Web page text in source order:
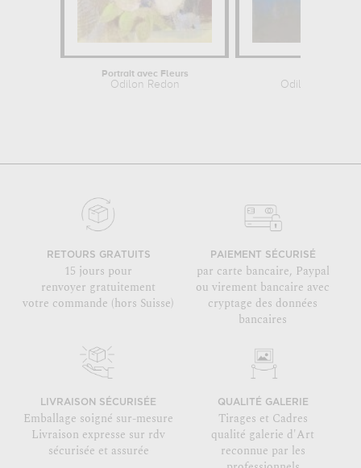
Portrait avec Fleurs
Odilon Redon Odilon Redon
RETOURS GRATUITS
15 jours pour
renvoyer gratuitement
votre commande (hors Suisse)
PAIEMENT SÉCURISÉ
par carte bancaire, Paypal
ou virement bancaire avec
cryptage des données
bancaires
LIVRAISON SÉCURISÉE
Emballage soigné sur-mesure
Livraison expresse sur rdv
sécurisée et assurée
QUALITÉ GALERIE
Tirages et Cadres
qualité galerie d'Art
reconnue par les